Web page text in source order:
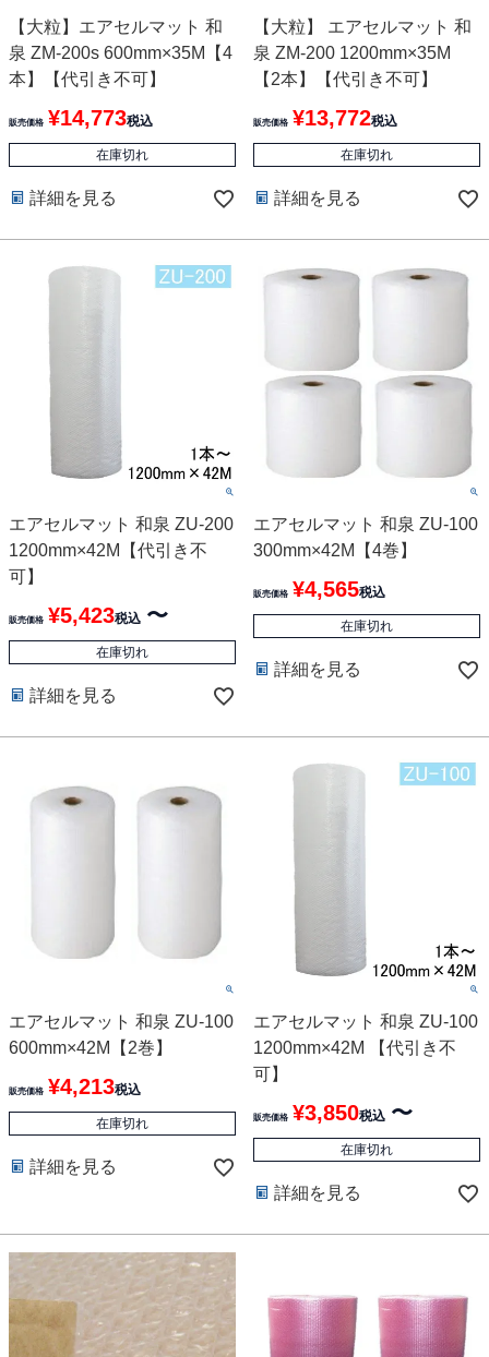
【大粒】エアセルマット 和
泉 ZM-200s 600mm×35M【4
本】【代引き不可】
販売価格 ¥14,773税込
在庫切れ
詳細を見る
【大粒】 エアセルマット 和
泉 ZM-200 1200mm×35M
【2本】【代引き不可】
販売価格 ¥13,772税込
在庫切れ
詳細を見る
エアセルマット 和泉 ZU-200
1200mm×42M【代引き不
可】
販売価格 ¥5,423税込 〜
在庫切れ
詳細を見る
エアセルマット 和泉 ZU-100
300mm×42M【4巻】
販売価格 ¥4,565税込
在庫切れ
詳細を見る
エアセルマット 和泉 ZU-100
600mm×42M【2巻】
販売価格 ¥4,213税込
在庫切れ
詳細を見る
エアセルマット 和泉 ZU-100
1200mm×42M 【代引き不
可】
販売価格 ¥3,850税込 〜
在庫切れ
詳細を見る